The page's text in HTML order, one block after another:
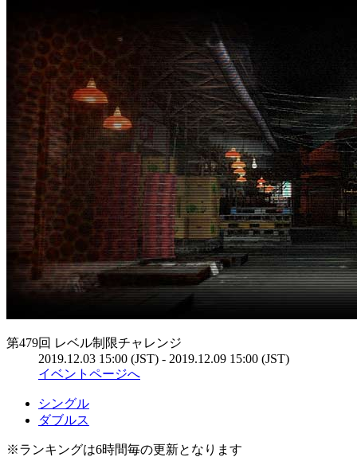
第479回 レベル制限チャレンジ
2019.12.03 15:00 (JST) - 2019.12.09 15:00 (JST)
イベントページへ
シングル
ダブルス
※ランキングは6時間毎の更新となります